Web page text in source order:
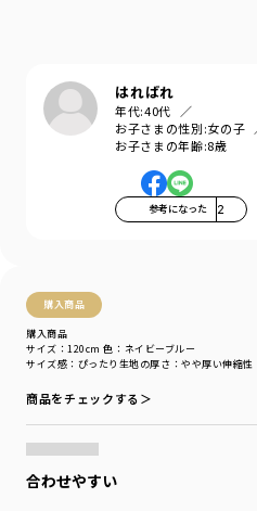
はればれ
年代:40代
お子さまの性別:女の子
お子さまの年齢:8歳
参考になった 2
購入商品
購入商品
サイズ感 ：ぴったり 生地の厚さ ：やや厚い伸縮性
サイズ：120cm 色：ネイビーブルー
商品をチェックする＞
合わせやすい